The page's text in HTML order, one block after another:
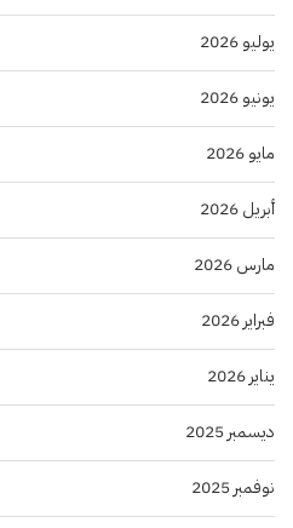
يوليو 2026
يونيو 2026
مايو 2026
أبريل 2026
مارس 2026
فبراير 2026
يناير 2026
ديسمبر 2025
نوفمبر 2025